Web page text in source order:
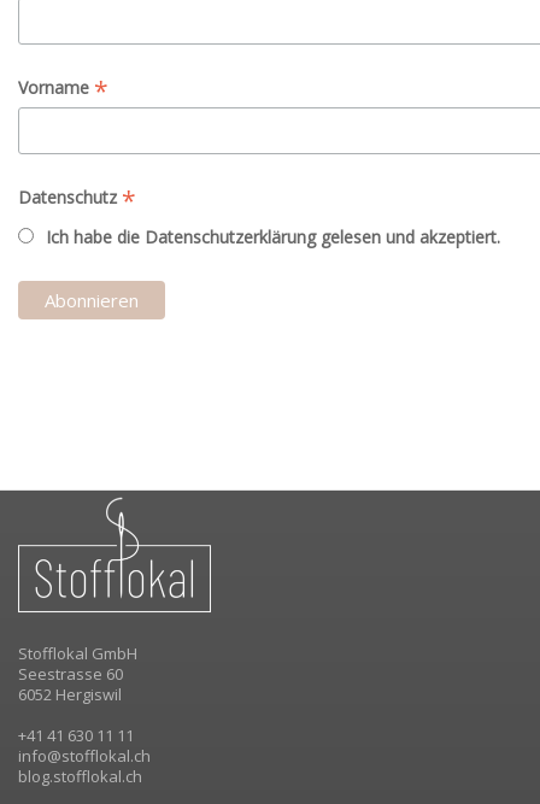
Vorname *
Datenschutz *
Ich habe die Datenschutzerklärung gelesen und akzeptiert.
Stofflokal GmbH
Seestrasse 60
6052 Hergiswil
+41 41 630 11 11
info@stofflokal.ch
blog.stofflokal.ch